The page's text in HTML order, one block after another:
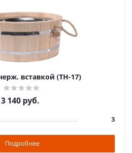
вставкой (ТН-17)
3 140 руб.
3
Подробнее